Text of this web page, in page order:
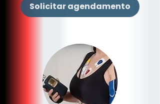
Solicitar agendamento